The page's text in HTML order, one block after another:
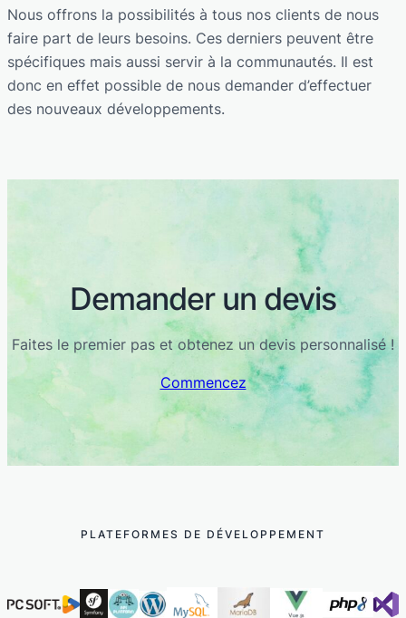
Nous offrons la possibilités à tous nos clients de nous
faire part de leurs besoins. Ces derniers peuvent être
spécifiques mais aussi servir à la communautés. Il est
donc en effet possible de nous demander d’effectuer
des nouveaux développements.
Demander un devis
Faites le premier pas et obtenez un devis personnalisé !
Commencez
PLATEFORMES DE DÉVELOPPEMENT